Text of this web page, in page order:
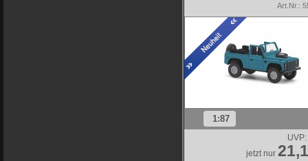
Art.Nr.:
1:87
UVP:
jetzt nur